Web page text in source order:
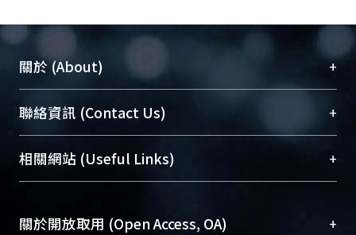
關於 (About) +
臺大位居世界頂尖大學之列，為永久珍藏及向國際
展現本校豐碩的研究成果及學術能量，圖書館整合
機構典藏（NTUR）與學術庫（AH）不同功能平
台，成為臺大學術典藏NTU scholars。期能整合研
成果。
聯絡資訊 (Contact Us) +
總館學科館員(Main Library)
醫學圖書館學科館員(Medical Library)
Sciences Library)
相關網站 (Useful Links) +
關於開放取用 (Open Access, OA) +